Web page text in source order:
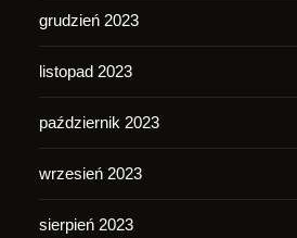
grudzień 2023
listopad 2023
październik 2023
wrzesień 2023
sierpień 2023